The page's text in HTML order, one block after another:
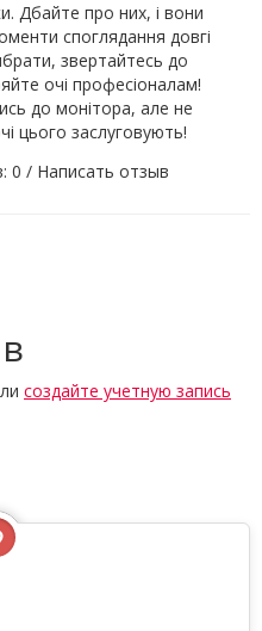
Дбайте про них, і вони
споглядання довгі
звертайтесь до
очі професіоналам!
до монітора, але не
цього заслуговують!
0 / Написать отзыв
создайте учетную запись